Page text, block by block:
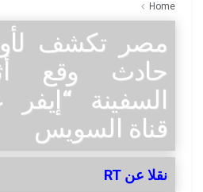
Home
مصر تكشف
حادث وقع
السفينة
قناة السويس
نقلا عن RT